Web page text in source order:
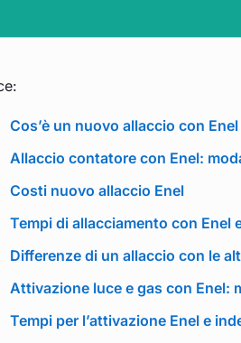
Cos’è un nuovo allaccio con Enel
Allaccio contatore con Enel:
Costi nuovo allaccio Enel
Tempi di allacciamento con Enel
Differenze di un allaccio con le
Attivazione luce e gas con Enel:
Tempi per l’attivazione Enel e